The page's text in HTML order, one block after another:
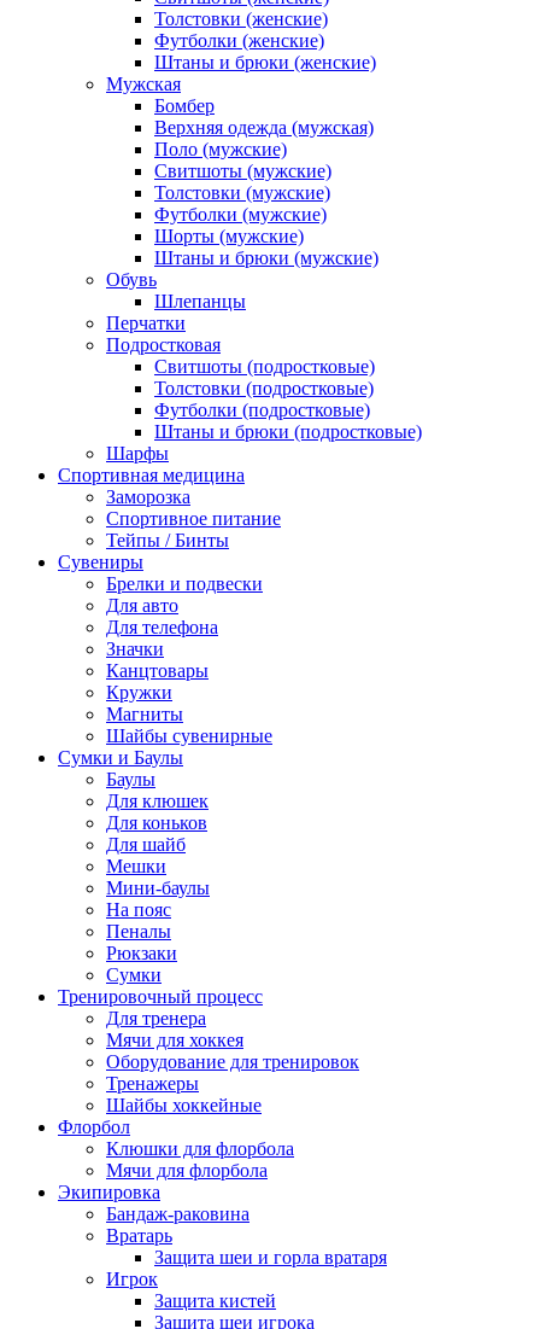
Толстовки (женские)
Футболки (женские)
Штаны и брюки (женские)
Мужская
Бомбер
Верхняя одежда (мужская)
Поло (мужские)
Свитшоты (мужские)
Толстовки (мужские)
Футболки (мужские)
Шорты (мужские)
Штаны и брюки (мужские)
Обувь
Шлепанцы
Перчатки
Подростковая
Свитшоты (подростковые)
Толстовки (подростковые)
Футболки (подростковые)
Штаны и брюки (подростковые)
Шарфы
Спортивная медицина
Заморозка
Спортивное питание
Тейпы / Бинты
Сувениры
Брелки и подвески
Для авто
Для телефона
Значки
Канцтовары
Кружки
Магниты
Шайбы сувенирные
Сумки и Баулы
Баулы
Для клюшек
Для коньков
Для шайб
Мешки
Мини-баулы
На пояс
Пеналы
Рюкзаки
Сумки
Тренировочный процесс
Для тренера
Мячи для хоккея
Оборудование для тренировок
Тренажеры
Шайбы хоккейные
Флорбол
Клюшки для флорбола
Мячи для флорбола
Экипировка
Бандаж-раковина
Вратарь
Защита шеи и горла вратаря
Игрок
Защита кистей
Защита шеи игрока